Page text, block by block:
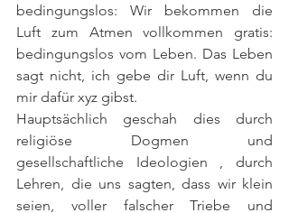
bedingungslos: Wir bekommen die
Luft zum Atmen vollkommen gratis:
bedingungslos vom Leben. Das Leben
sagt nicht, ich gebe dir Luft, wenn du
mir dafür xyz gibst.
Hauptsächlich geschah dies durch
religiöse Dogmen und
gesellschaftliche Ideologien , durch
Lehren, die uns sagten, dass wir klein
seien, voller falscher Triebe und